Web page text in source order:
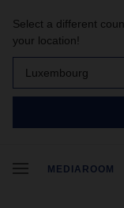
Select a different
your location!
Luxembourg
MEDIAROOM